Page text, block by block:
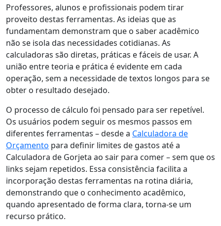
Professores, alunos e profissionais podem tirar
proveito destas ferramentas. As ideias que as
fundamentam demonstram que o saber acadêmico
não se isola das necessidades cotidianas. As
calculadoras são diretas, práticas e fáceis de usar. A
união entre teoria e prática é evidente em cada
operação, sem a necessidade de textos longos para se
obter o resultado desejado.
O processo de cálculo foi pensado para ser repetível.
Os usuários podem seguir os mesmos passos em
diferentes ferramentas – desde a Calculadora de
Orçamento para definir limites de gastos até a
Calculadora de Gorjeta ao sair para comer – sem que os
links sejam repetidos. Essa consistência facilita a
incorporação destas ferramentas na rotina diária,
demonstrando que o conhecimento acadêmico,
quando apresentado de forma clara, torna-se um
recurso prático.